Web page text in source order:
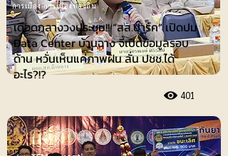
เดือดกลางวงประชุม!! “สส.ปาร์ค” เปิดปม
Data Center บ้านฉาง จี้เปิดข้อมูลรอบ
ด้าน หวั่นเห็นแค่ภาพฝัน ลั่น ปชช.ได้
อะไร?!?
401
การเมือง-การเมืองท้องถิ่น